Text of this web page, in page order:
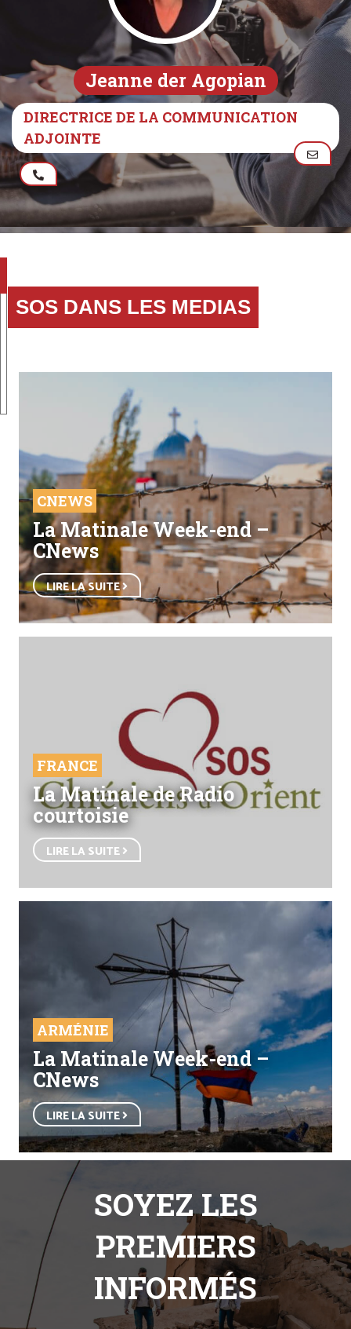
Jeanne der Agopian
DIRECTRICE DE LA COMMUNICATION
ADJOINTE
SOS DANS LES MEDIAS
CNEWS
La Matinale Week-end –
CNews
LIRE LA SUITE
FRANCE
La Matinale de Radio
courtoisie
LIRE LA SUITE
ARMÉNIE
La Matinale Week-end –
CNews
LIRE LA SUITE
SOYEZ LES
PREMIERS
INFORMÉS